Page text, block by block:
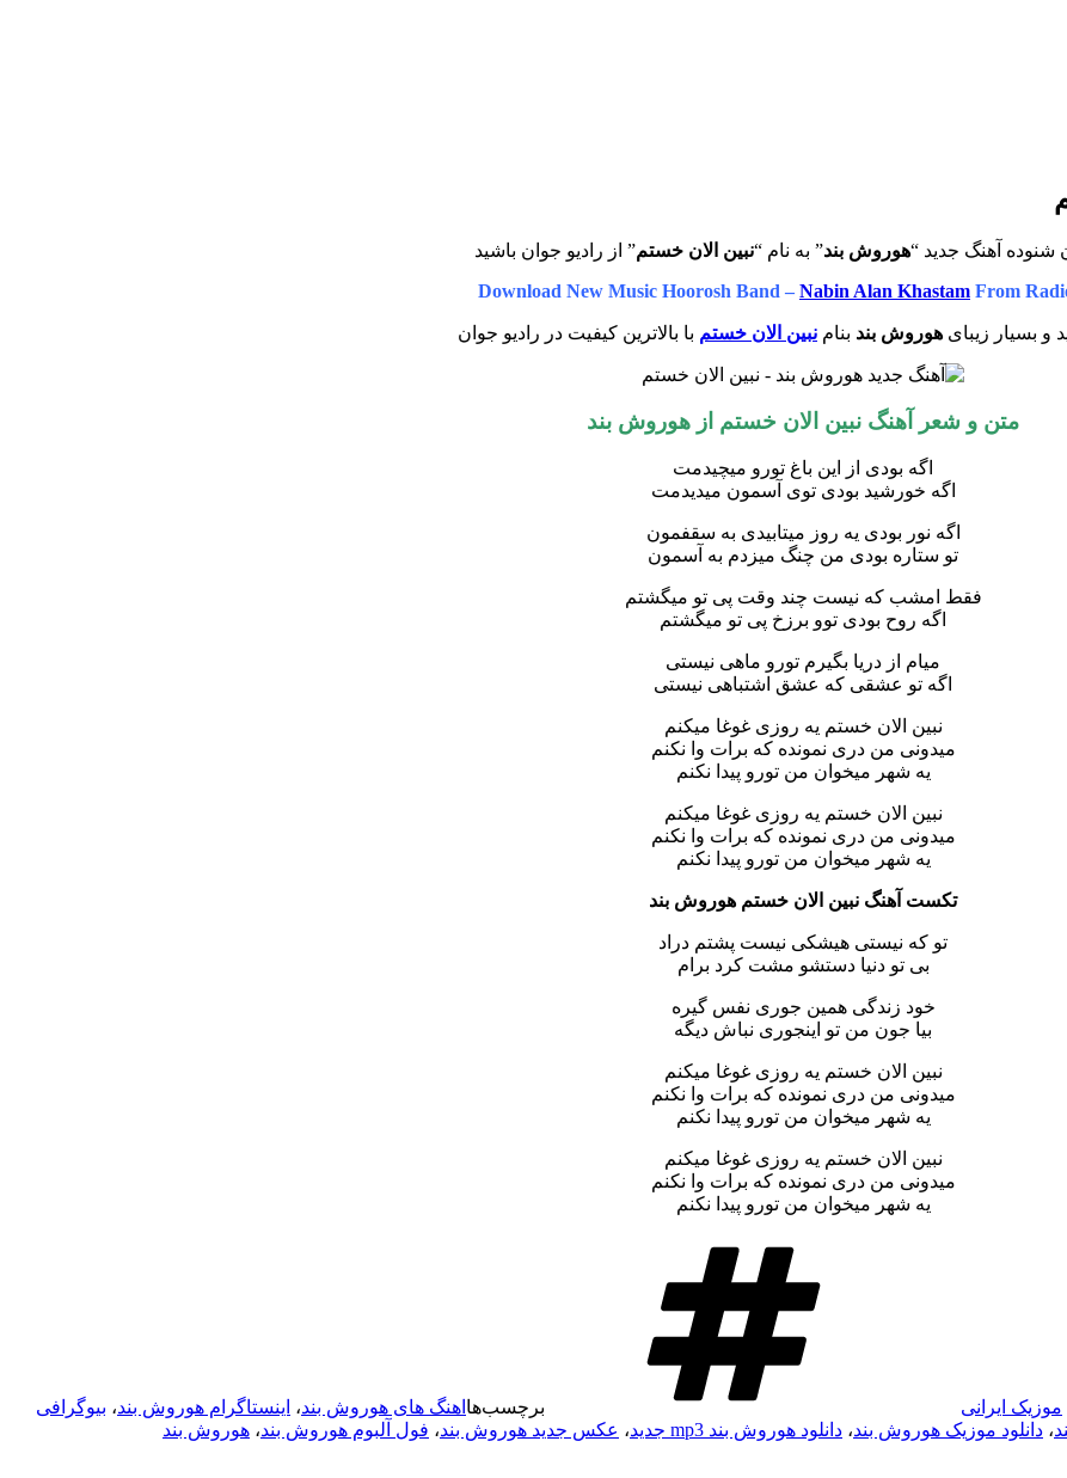
شنوده آهنگ جدید “هوروش بند” به نام “نبین الان خستم” از رادیو جوان باشید
Download New Music Hoorosh Band – Nabin Alan Khastam From
و بسیار زیبای هوروش بند بنام نبین الان خستم با بالاترین کیفیت در رادیو جوان
متن و شعر آهنگ نبین الان خستم از هوروش بند
اگه بودی از این باغ تورو میچیدمت
اگه خورشید بودی توی آسمون میدیدمت
اگه نور بودی یه روز میتابیدی به سقفمون
تو ستاره بودی من چنگ میزدم به آسمون
فقط امشب که نیست چند وقت پی تو میگشتم
اگه روح بودی توو برزخ پی تو میگشتم
میام از دریا بگیرم تورو ماهی نیستی
اگه تو عشقی که عشق اشتباهی نیستی
نبین الان خستم یه روزی غوغا میکنم
میدونی من دری نمونده که برات وا نکنم
یه شهر میخوان من تورو پیدا نکنم
نبین الان خستم یه روزی غوغا میکنم
میدونی من دری نمونده که برات وا نکنم
یه شهر میخوان من تورو پیدا نکنم
تکست آهنگ نبین الان خستم هوروش بند
تو که نیستی هیشکی نیست پشتم دراد
بی تو دنیا دستشو مشت کرد برام
خود زندگی همین جوری نفس گیره
بیا جون من تو اینجوری نباش دیگه
نبین الان خستم یه روزی غوغا میکنم
میدونی من دری نمونده که برات وا نکنم
یه شهر میخوان من تورو پیدا نکنم
نبین الان خستم یه روزی غوغا میکنم
میدونی من دری نمونده که برات وا نکنم
یه شهر میخوان من تورو پیدا نکنم
موزیک ایرانی برچسب‌ها اهنگ های هوروش بند، اینستاگرام هوروش بند، بیوگرافی
، دانلود موزیک هوروش بند، دانلود هوروش بند mp3 جدید ، عکس جدید هوروش بند، فول آلبوم هوروش بند، هوروش بند